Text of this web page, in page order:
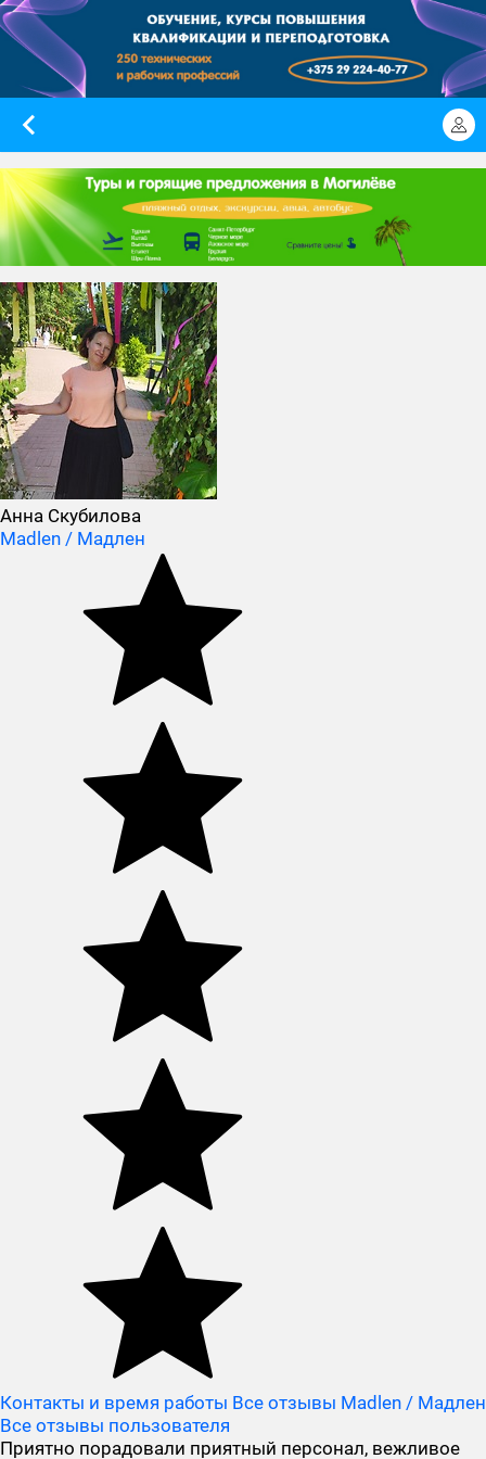
Анна Скубилова
Madlen / Мадлен
Контакты и время работы Все отзывы Madlen / Мадлен
Все отзывы пользователя
Приятно порадовали приятный персонал, вежливое